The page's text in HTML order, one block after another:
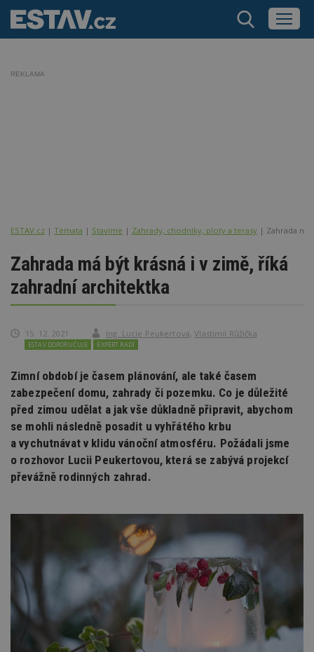
REKLAMA
ESTAV.cz Témata Stavíme Zahrady, chodníky, ploty a terasy Zahrada
Zahrada má být krásná i v zimě, říká
zahradní architektka
15. 12. 2021 Ing. Lucie Peukertová,Vlastimil Růžička
ESTAV DOPORUČUJE EXPERT RADÍ
Zimní období je časem plánování, ale také časem
zabezpečení domu, zahrady či pozemku. Co je důležité
před zimou udělat a jak vše důkladně připravit, abychom
se mohli následně posadit u vyhřátého krbu
a vychutnávat v klidu vánoční atmosféru. Požádali jsme
o rozhovor Lucii Peukertovou, která se zabývá projekcí
převážně rodinných zahrad.